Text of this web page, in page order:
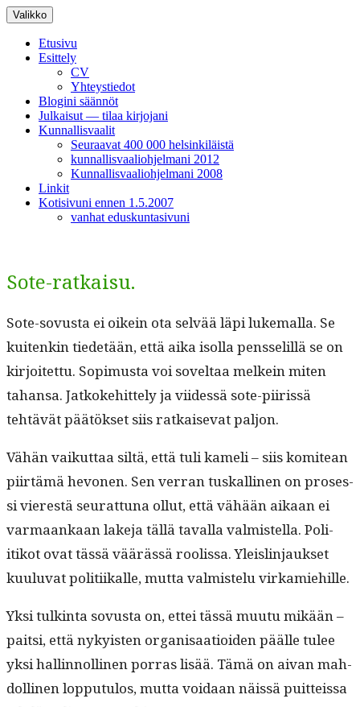
Siirry
sisältöön
Valikko
Etusivu
Esittely
CV
Yhteystiedot
Blogini säännöt
Julkaisut — tilaa kirjojani
Kunnallisvaalit
Seuraavat 400 000 helsinkiläistä
kunnallisvaaliohjelmani 2012
Kunnallisvaaliohjelmani 2008
Linkit
Kotisivuni ennen 1.5.2007
vanhat eduskuntasivuni
Sote-ratkaisu.
Sote-sovus­ta ei oikein ota selvää läpi luke­mal­la. Se
kuitenkin tiede­tään, että aika isol­la pens­selil­lä se on
kir­joitet­tu. Sopimus­ta voi soveltaa melkein miten
tahansa. Jatkoke­hit­te­ly ja viidessä sote-piiris­sä
tehtävät päätök­set siis ratkai­se­vat paljon.
Vähän vaikut­taa siltä, että tuli kameli – siis komitean
piirtämä hevo­nen. Sen ver­ran tuskalli­nen on pros­es­
si vier­estä seu­rat­tuna ollut, että vähään aikaan ei
var­maankaan lake­ja täl­lä taval­la valmis­tel­la. Poli­
itikot ovat tässä väärässä roolis­sa. Yleis­lin­jauk­set
kuu­lu­vat poli­ti­ikalle, mut­ta valmis­telu virkamiehille.
Yksi tulk­in­ta sovus­ta on, ettei tässä muu­tu mikään –
pait­si, että nyky­is­ten organ­isaa­tioiden päälle tulee
yksi hallinnolli­nen por­ras lisää. Tämä on aivan mah­
dolli­nen lop­putu­los, mut­ta voidaan näis­sä puit­teis­sa